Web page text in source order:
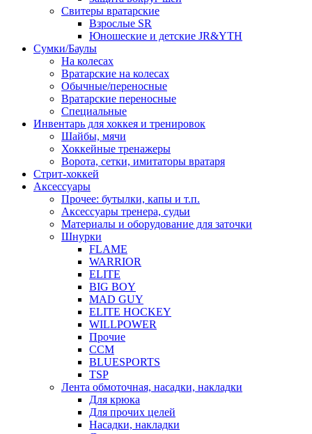
Свитеры вратарские
Взрослые SR
Юношеские и детские JR&YTH
Сумки/Баулы
На колесах
Вратарские на колесах
Обычные/переносные
Вратарские переносные
Специальные
Инвентарь для хоккея и тренировок
Шайбы, мячи
Хоккейные тренажеры
Ворота, сетки, имитаторы вратаря
Стрит-хоккей
Аксессуары
Прочее: бутылки, капы и т.п.
Аксессуары тренера, судьи
Материалы и оборудование для заточки
Шнурки
FLAME
WARRIOR
ELITE
BIG BOY
MAD GUY
ELITE HOCKEY
WILLPOWER
Прочие
CCM
BLUESPORTS
TSP
Лента обмоточная, насадки, накладки
Для крюка
Для прочих целей
Насадки, накладки